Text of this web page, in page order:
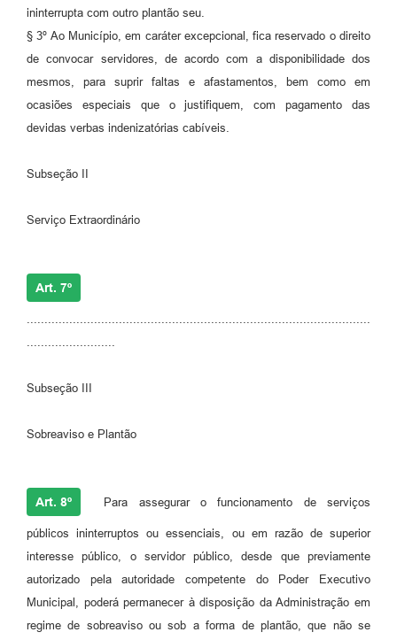
ininterrupta com outro plantão seu.
§ 3º Ao Município, em caráter excepcional, fica reservado o direito
de convocar servidores, de acordo com a disponibilidade dos
mesmos, para suprir faltas e afastamentos, bem como em
ocasiões especiais que o justifiquem, com pagamento das
devidas verbas indenizatórias cabíveis.
Subseção II
Serviço Extraordinário
Art. 7º
Subseção III
Sobreaviso e Plantão
Art. 8º Para assegurar o funcionamento de serviços
públicos ininterruptos ou essenciais, ou em razão de superior
interesse público, o servidor público, desde que previamente
autorizado pela autoridade competente do Poder Executivo
Municipal, poderá permanecer à disposição da Administração em
regime de sobreaviso ou sob a forma de plantão, que não se